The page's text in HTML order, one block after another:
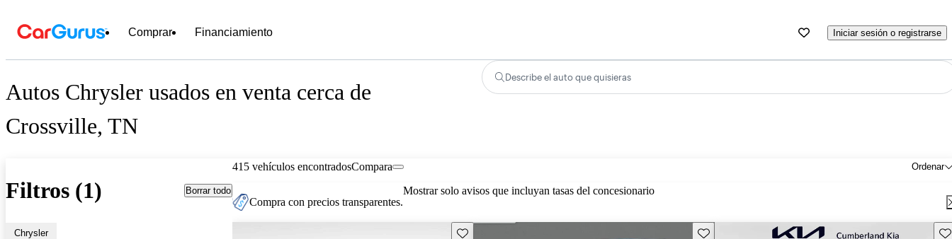
Comprar Financiamiento Iniciar sesión o registrarse
Autos Chrysler usados en venta cerca de
Crossville, TN
Describe el auto que quisieras
Filtros (1) Borrar todo
Chrysler
415 vehículos encontrados Ordenar
Compara
Compra con precios transparentes.
Mostrar solo avisos que incluyan tasas del concesionario
Guarda este Aviso Guarda este Aviso